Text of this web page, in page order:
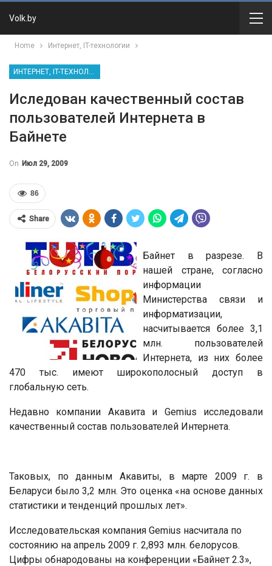
Volk.by
Home Интернет, IT-технологии
ИНТЕРНЕТ, IT-ТЕХНОЛОГИИ
Иследован качественный состав
пользователей Интернета в
Байнете
On Июл 29, 2009
86
Share
­Байнет в разрезе. В
нашей стране, согласно
информации
Министерства связи и
информатизации,
насчитывается более 3,1
млн. пользователей
Интернета, из них более
470 тыс. имеют широкополосный доступ в
глобальную сеть.
Недавно компании Акавита и Gemius исследовали
качественный состав пользователей Интернета.
Таковых, по данным Акавиты, в марте 2009 г. в
Беларуси было 3,2 млн. Это оценка «на основе данных
статистики и тенденций прошлых лет».
Исследовательская компания Gemius насчитала по
состоянию на апрель 2009 г. 2,893 млн. белорусов.
Цифры обнародованы на конференции «Байнет 2.3»,